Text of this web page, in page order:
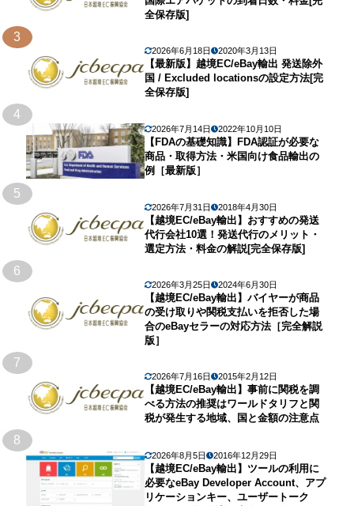
全保存版]
3
2026年6月18日 2020年3月13日
【最新版】越境EC/eBay輸出 発送除外
国 / Excluded locationsの設定方法[完
全保存版]
4
2026年7月14日 2022年10月10日
【FDAの基礎知識】FDA認証が必要な
商品・取得方法・米国向け食品輸出の
例［最新版］
5
2026年7月31日 2018年4月30日
【越境EC/eBay輸出】おすすめの発送
代行会社10選！発送代行のメリット・
選定方法・料金の解説[完全保存版]
6
2026年3月25日 2024年6月30日
【越境EC/eBay輸出】バイヤーが商品
の受け取りや関税支払いを拒否した場
合のeBayセラーの対応方法［完全解説
版］
7
2026年7月16日 2015年2月12日
【越境EC/eBay輸出】事前に関税を調
べる方法の推奨はワールドタリフと関
税が発生する地域、国と金額の注意点
8
2026年8月5日 2016年12月29日
【越境EC/eBay輸出】ツールの利用に
必要なeBay Developer Account、アプ
リケーションキー、ユーザートーク